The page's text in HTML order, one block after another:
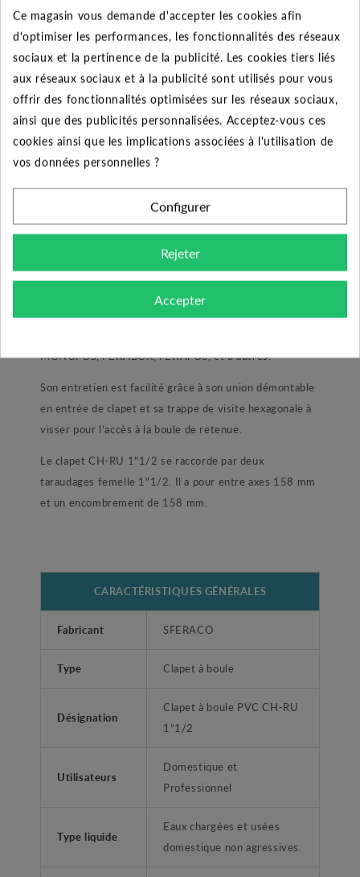
diamètre 1 pouce 1/2 pour votre station de relevage
domestique. Utilisé dans les réseaux d’adductions
d’eau, de distributions et d’évacuations. Il convient à
des eaux usées, chargées mais également à des
produits visqueux. Provocant de faible perte de charge
le clapet de retenue CH-RU se positionne de manière
verticale ou horizontale (logement de la boule au-
dessus de l’axe de la canalisation). Composé de 8 pièces
est principalement conçu de PVC-U et EPDM.
Dans ses caractéristiques techniques le clapet Ch-Ru
1"1/2 est préconisé pour une pression maximale de
service de 10 bars ainsi qu’une température de fluide
maxi de +60°C. Conforme à la norme EN 12050-4
(station de relevage) il équipe de nombreuses cuves de
MONOFOS, FEKABOX, FEKAFOS, et d’autres.
Son entretien est facilité grâce à son union démontable
en entrée de clapet et sa trappe de visite hexagonale à
visser pour l’accès à la boule de retenue.
Le clapet CH-RU 1"1/2 se raccorde par deux
taraudages femelle 1"1/2. Il a pour entre axes 158 mm
et un encombrement de 158 mm.
CARACTÉRISTIQUES GÉNÉRALES
Fabricant SFERACO
Type Clapet à boule
Désignation
Clapet à boule PVC CH-RU
1"1/2
Utilisateurs
Domestique et
Professionnel
Type liquide
Eaux chargées et usées
domestique non agressives.
Ce magasin vous demande d'accepter les cookies afin
d'optimiser les performances, les fonctionnalités des réseaux
sociaux et la pertinence de la publicité. Les cookies tiers liés
aux réseaux sociaux et à la publicité sont utilisés pour vous
offrir des fonctionnalités optimisées sur les réseaux sociaux,
ainsi que des publicités personnalisées. Acceptez-vous ces
cookies ainsi que les implications associées à l'utilisation de
vos données personnelles ?
Configurer
Rejeter
Accepter